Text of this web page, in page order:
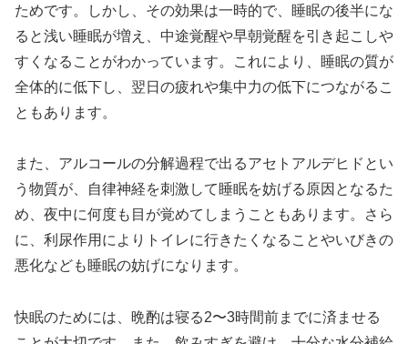
ためです。しかし、その効果は一時的で、睡眠の後半にな
ると浅い睡眠が増え、中途覚醒や早朝覚醒を引き起こしや
すくなることがわかっています。これにより、睡眠の質が
全体的に低下し、翌日の疲れや集中力の低下につながるこ
ともあります。
また、アルコールの分解過程で出るアセトアルデヒドとい
う物質が、自律神経を刺激して睡眠を妨げる原因となるた
め、夜中に何度も目が覚めてしまうこともあります。さら
に、利尿作用によりトイレに行きたくなることやいびきの
悪化なども睡眠の妨げになります。
快眠のためには、晩酌は寝る2〜3時間前までに済ませる